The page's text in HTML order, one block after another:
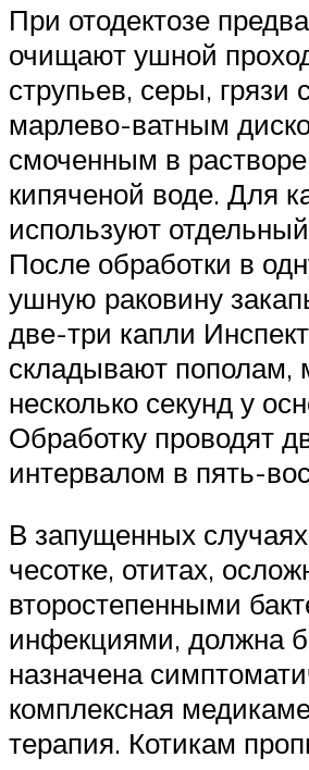
При отодектозе
очищают ушной
струпьев, серы, грязи
марлево-ватным
смоченным в
кипяченой воде. Для
используют
После обработки в
ушную раковину
две-три капли
складывают пополам,
несколько секунд у
Обработку проводят
интервалом в пять-
В запущенных
чесотке, отитах,
второстепенными
инфекциями, должна
назначена
комплексная
терапия. Котикам